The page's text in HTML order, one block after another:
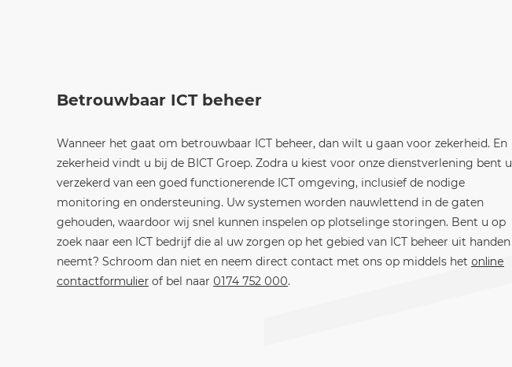
Betrouwbaar ICT beheer
Wanneer het gaat om betrouwbaar ICT beheer, dan wilt u gaan voor zekerheid. En
zekerheid vindt u bij de BICT Groep. Zodra u kiest voor onze dienstverlening bent u
verzekerd van een goed functionerende ICT omgeving, inclusief de nodige
monitoring en ondersteuning. Uw systemen worden nauwlettend in de gaten
gehouden, waardoor wij snel kunnen inspelen op plotselinge storingen. Bent u op
zoek naar een ICT bedrijf die al uw zorgen op het gebied van ICT beheer uit handen
neemt? Schroom dan niet en neem direct contact met ons op middels het online
contactformulier of bel naar 0174 752 000.